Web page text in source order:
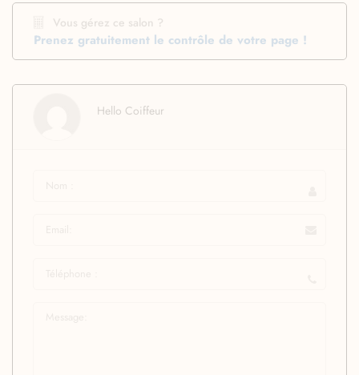
Vous gérez ce salon ?
Prenez gratuitement le contrôle de votre page !
Hello Coiffeur